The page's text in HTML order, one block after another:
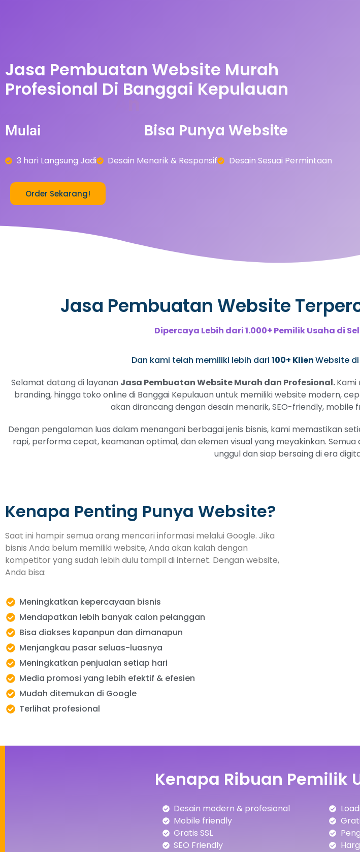
Jasa Pembuatan Website Murah
Profesional Di Banggai Kepulauan
Mulai Bisa Punya Website
3 hari Langsung Jadi Desain Menarik & Responsif Desain Sesuai Permintaan
Order Sekarang!
Jasa Pembuatan Website
Dipercaya Lebih dari 1.000+ Pemilik Usaha di
Dan kami telah memiliki lebih dari 100+ KlienWebsite di
Selamat datang di layanan Jasa Pembuatan Website Murah dan Profesional.Kami
branding, hingga toko online di Banggai Kepulauan untuk memiliki website modern,
akan dirancang dengan desain menarik, SEO-friendly, mobile
Dengan pengalaman luas dalam menangani berbagai jenis bisnis, kami memastikan
rapi, performa cepat, keamanan optimal, dan elemen visual yang meyakinkan.
unggul dan siap bersaing di era
Kenapa Penting Punya Website?
Saat ini hampir semua orang mencari informasi melalui Google. Jika
bisnis Anda belum memiliki website, Anda akan kalah dengan
kompetitor yang sudah lebih dulu tampil di internet. Dengan website,
Anda bisa:
Meningkatkan kepercayaan bisnis
Mendapatkan lebih banyak calon pelanggan
Bisa diakses kapanpun dan dimanapun
Menjangkau pasar seluas-luasnya
Meningkatkan penjualan setiap hari
Media promosi yang lebih efektif & efesien
Mudah ditemukan di Google
Terlihat profesional
Kenapa Ribuan Pemilik
Desain modern & profesional
Mobile friendly
Gratis SSL
SEO Friendly